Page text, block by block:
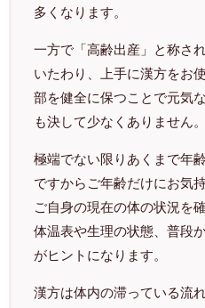
多くなります。
一方で「高齢出産」と称さ
いたわり、上手に漢方をお
部を健全に保つことで元気
も決して少なくありません。
極端でない限りあくまで年
ですからご年齢だけにお気
ご自身の現在の体の状況を
体温表や生理の状態、普段
がヒントになります。
漢方は体内の滞っている流